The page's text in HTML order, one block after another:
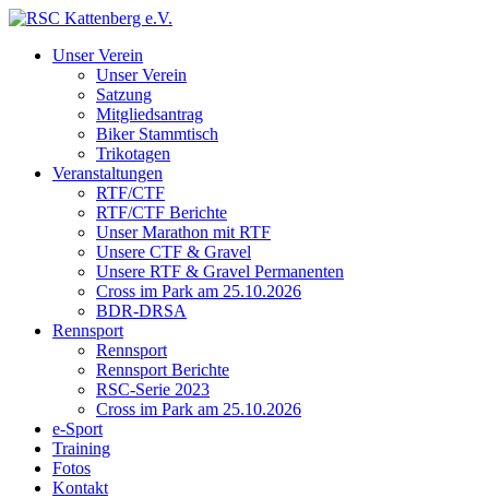
Unser Verein
Unser Verein
Satzung
Mitgliedsantrag
Biker Stammtisch
Trikotagen
Veranstaltungen
RTF/CTF
RTF/CTF Berichte
Unser Marathon mit RTF
Unsere CTF & Gravel
Unsere RTF & Gravel Permanenten
Cross im Park am 25.10.2026
BDR-DRSA
Rennsport
Rennsport
Rennsport Berichte
RSC-Serie 2023
Cross im Park am 25.10.2026
e-Sport
Training
Fotos
Kontakt